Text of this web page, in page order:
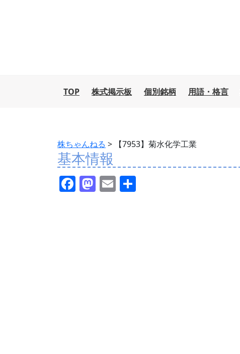
TOP 株式掲示板 個別銘柄 用語・格言
株ちゃんねる > 【7953】菊水化学工業
基本情報
F M E